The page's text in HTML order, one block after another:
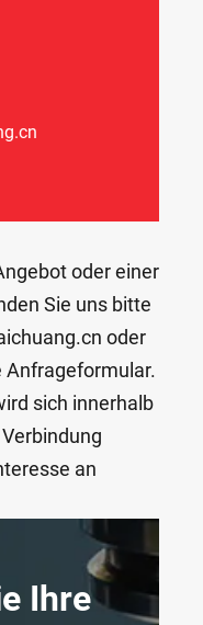
oder einer
Sie uns bitte
oder
Anfrageformular.
sich innerhalb
an
Ihre